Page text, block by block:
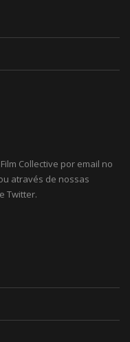
Collective por email no
através de nossas
Twitter.